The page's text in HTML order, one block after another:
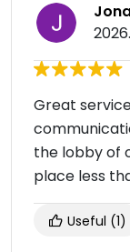
Great
the lobby of
place less
Useful (1)